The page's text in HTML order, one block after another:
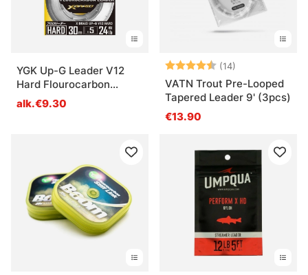
YGK Up-G Leader V12
Hard Flourocarbon
Leader
alk.€9.30
Arvio: (14)
VATN Trout Pre-Looped
Tapered Leader 9' (3pcs)
€13.90